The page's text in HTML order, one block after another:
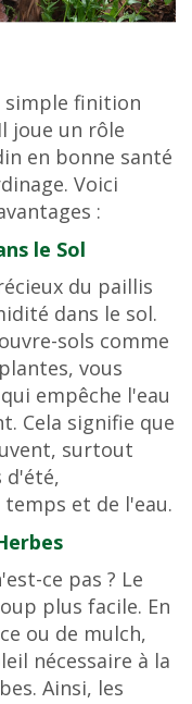
simple finition
joue un rôle
en bonne santé
Voici
:
le Sol
du paillis
dans le sol.
sols comme
vous
empêche l'eau
Cela signifie que
surtout
d'été,
et de l'eau.
ce pas ? Le
plus facile. En
ou de mulch,
nécessaire à la
Ainsi, les